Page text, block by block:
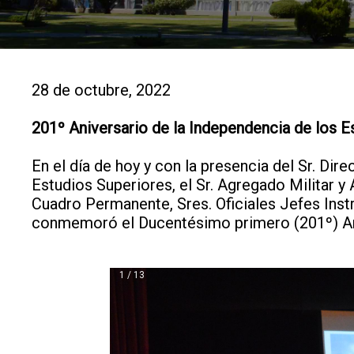
28 de octubre, 2022
201º Aniversario de la Independencia de los
En el día de hoy y con la presencia del Sr.
Estudios Superiores, el Sr. Agregado Militar
Cuadro Permanente, Sres. Oficiales Jefes
conmemoró el Ducentésimo primero (201º)
1 / 13